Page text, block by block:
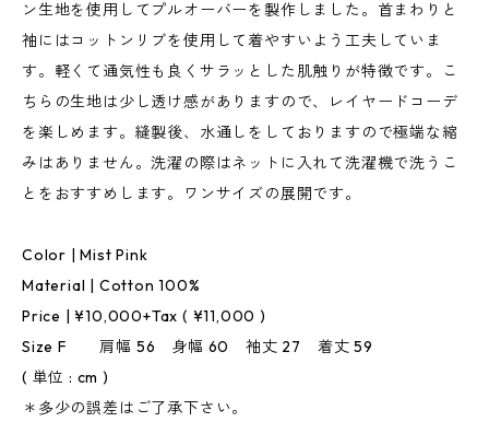
ン生地を使用してプルオーバーを製作しました。首まわりと
袖にはコットンリブを使用して着やすいよう工夫していま
す。軽くて通気性も良くサラッとした肌触りが特徴です。こ
ちらの生地は少し透け感がありますので、レイヤードコーデ
を楽しめます。縫製後、水通しをしておりますので極端な縮
みはありません。洗濯の際はネットに入れて洗濯機で洗うこ
とをおすすめします。ワンサイズの展開です。
Color | Mist Pink
Material | Cotton 100%
Price | ¥10,000+Tax ( ¥11,000 )
Size F 肩幅 56 身幅 60 袖丈 27 着丈 59
( 単位 : cm )
＊多少の誤差はご了承下さい。